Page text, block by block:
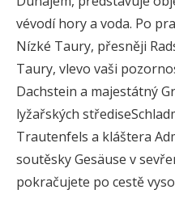
vévodí hory a voda. Po
Nízké Taury, přesněji
Taury, vlevo vaši
Dachstein a majestátný
lyžařských
Trautenfels a kláštera
soutěsky Gesäuse v
pokračujete po cestě